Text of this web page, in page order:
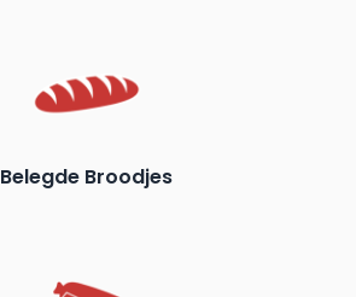
Belegde Broodjes